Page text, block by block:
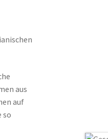
aus
auf
so